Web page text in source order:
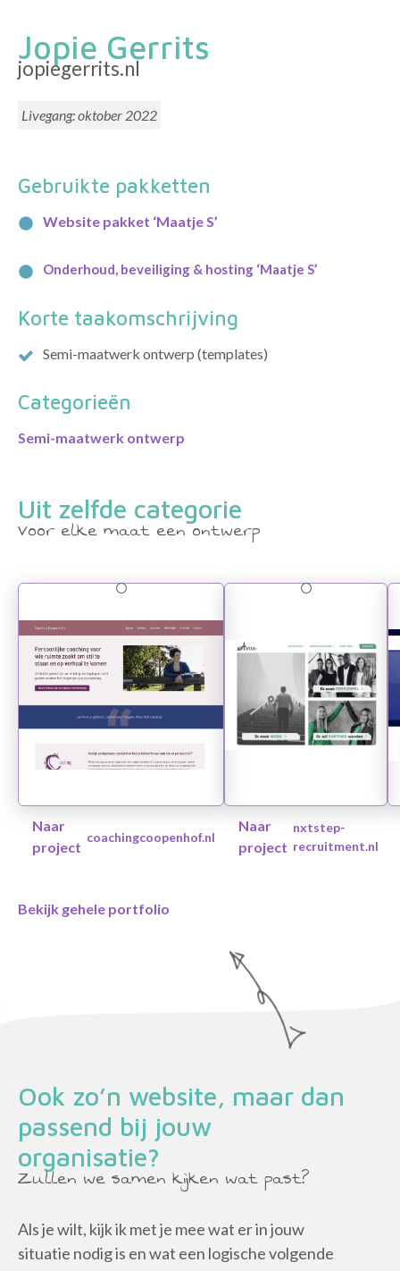
Jopie Gerrits
jopiegerrits.nl
Livegang:oktober 2022
Gebruikte pakketten
Website pakket ‘Maatje S’
Onderhoud, beveiliging & hosting ‘Maatje S’
Korte taakomschrijving
Semi-maatwerk ontwerp (templates)
Categorieën
Semi-maatwerk ontwerp
Uit zelfde categorie
Voor elke maat een ontwerp
Naar
project
coachingcoopenhof.nl
Naar
project
nxtstep-
recruitment.nl
Bekijk gehele portfolio
Ook zo’n website, maar dan
passend bij jouw
organisatie?
Zullen we samen kijken wat past?
Als je wilt, kijk ik met je mee wat er in jouw
situatie nodig is en wat een logische volgende